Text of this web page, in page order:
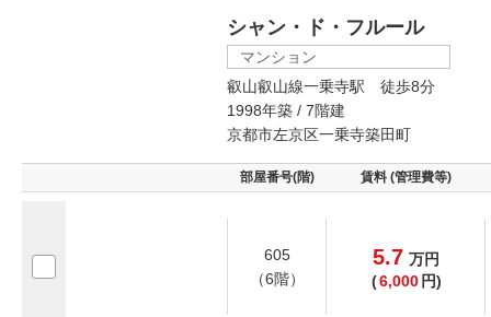
シャン・ド・フルール
マンション
叡山叡山線一乗寺駅 徒歩8分
1998年築 / 7階建
京都市左京区一乗寺築田町
部屋番号(階) 賃料 (管理費等)
605
（6階）
5.7 万円
(6,000 円)